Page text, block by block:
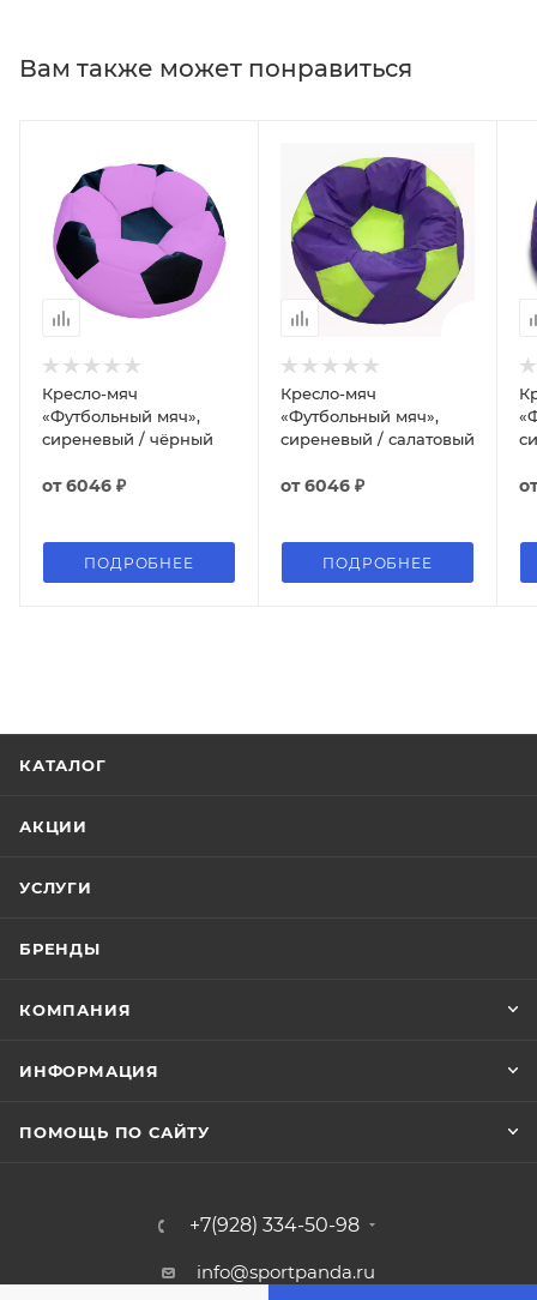
Вам также может понравиться
Кресло-мяч
«Футбольный мяч»,
сиреневый / чёрный
от6046 ₽
ПОДРОБНЕЕ
Кресло-мяч
«Футбольный мяч»,
сиреневый / салатовый
от6046 ₽
ПОДРОБНЕЕ
КАТАЛОГ
АКЦИИ
УСЛУГИ
БРЕНДЫ
КОМПАНИЯ
ИНФОРМАЦИЯ
ПОМОЩЬ ПО САЙТУ
+7(928) 334-50-98
info@sportpanda.ru